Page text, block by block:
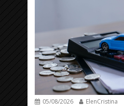
05/08/2026 ElenCristina